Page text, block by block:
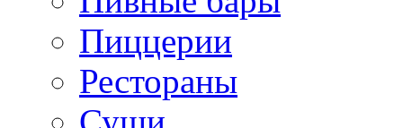
Пиццерии
Рестораны